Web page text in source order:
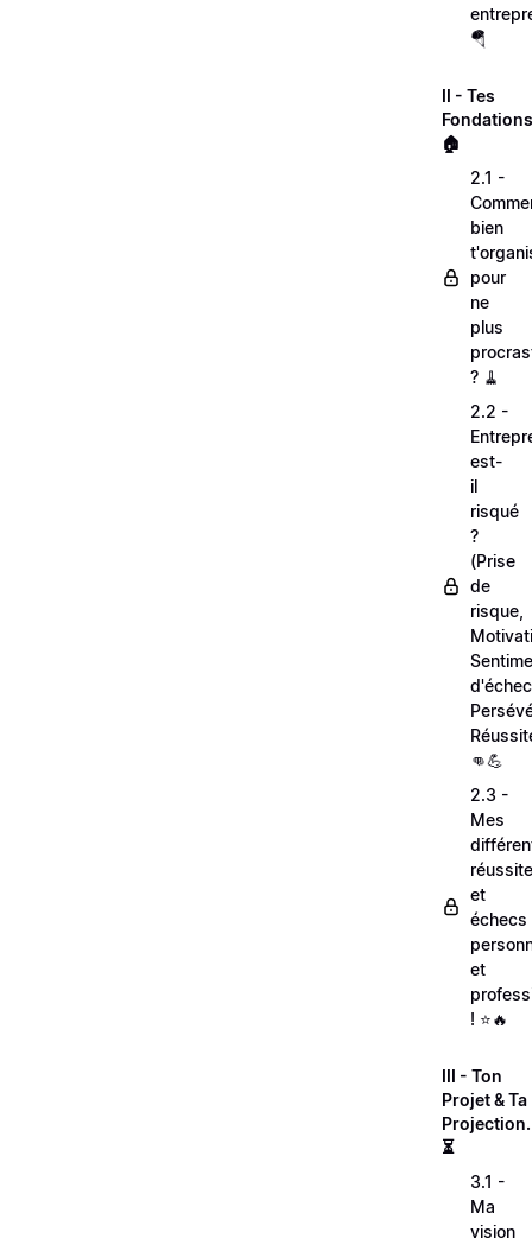
🪂
II - Tes
🏠
2.1 -
bien
pour
ne
plus
? 🧹
2.2 -
est-
il
risqué
?
(Prise
de
risque,
👊💪
2.3 -
Mes
et
échecs
et
! ⭐🔥
III - Ton
Projet & Ta
Projection.
⏳
3.1 -
Ma
vision